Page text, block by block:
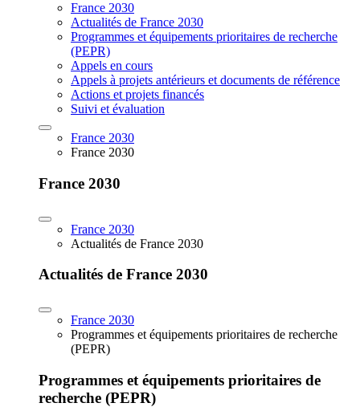
France 2030
Actualités de France 2030
Programmes et équipements prioritaires de recherche
(PEPR)
Appels en cours
Appels à projets antérieurs et documents de référence
Actions et projets financés
Suivi et évaluation
France 2030
France 2030
France 2030
France 2030
Actualités de France 2030
Actualités de France 2030
France 2030
Programmes et équipements prioritaires de recherche
(PEPR)
Programmes et équipements prioritaires de
recherche (PEPR)